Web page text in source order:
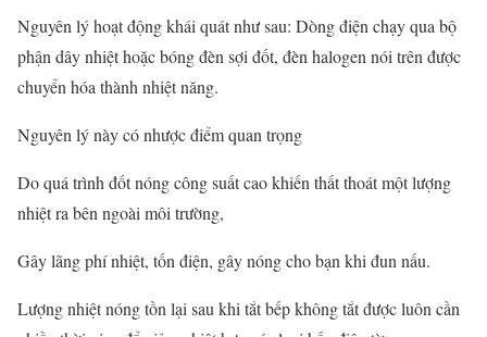
Nguyên lý hoạt động khái quát như sau: Dòng điện chạy qua bộ
phận dây nhiệt hoặc bóng đèn sợi đốt, đèn halogen nói trên được
chuyển hóa thành nhiệt năng.
Nguyên lý này có nhược điểm quan trọng
Do quá trình đốt nóng công suất cao khiến thất thoát một lượng
nhiệt ra bên ngoài môi trường,
Gây lãng phí nhiệt, tốn điện, gây nóng cho bạn khi đun nấu.
Lượng nhiệt nóng tồn lại sau khi tắt bếp không tắt được luôn cần